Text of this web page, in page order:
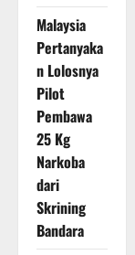
Malaysia
Pertanyaka
n Lolosnya
Pilot
Pembawa
25 Kg
Narkoba
dari
Skrining
Bandara